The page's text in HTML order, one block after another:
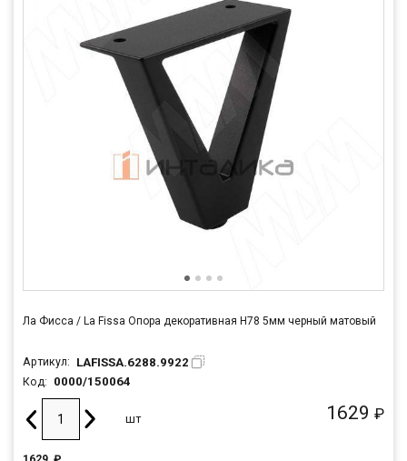
Ла Фисса / La Fissa Опора декоративная H78 5мм черный матовый
Артикул: LAFISSA.6288.9922
Код: 0000/150064
1629 ₽
шт